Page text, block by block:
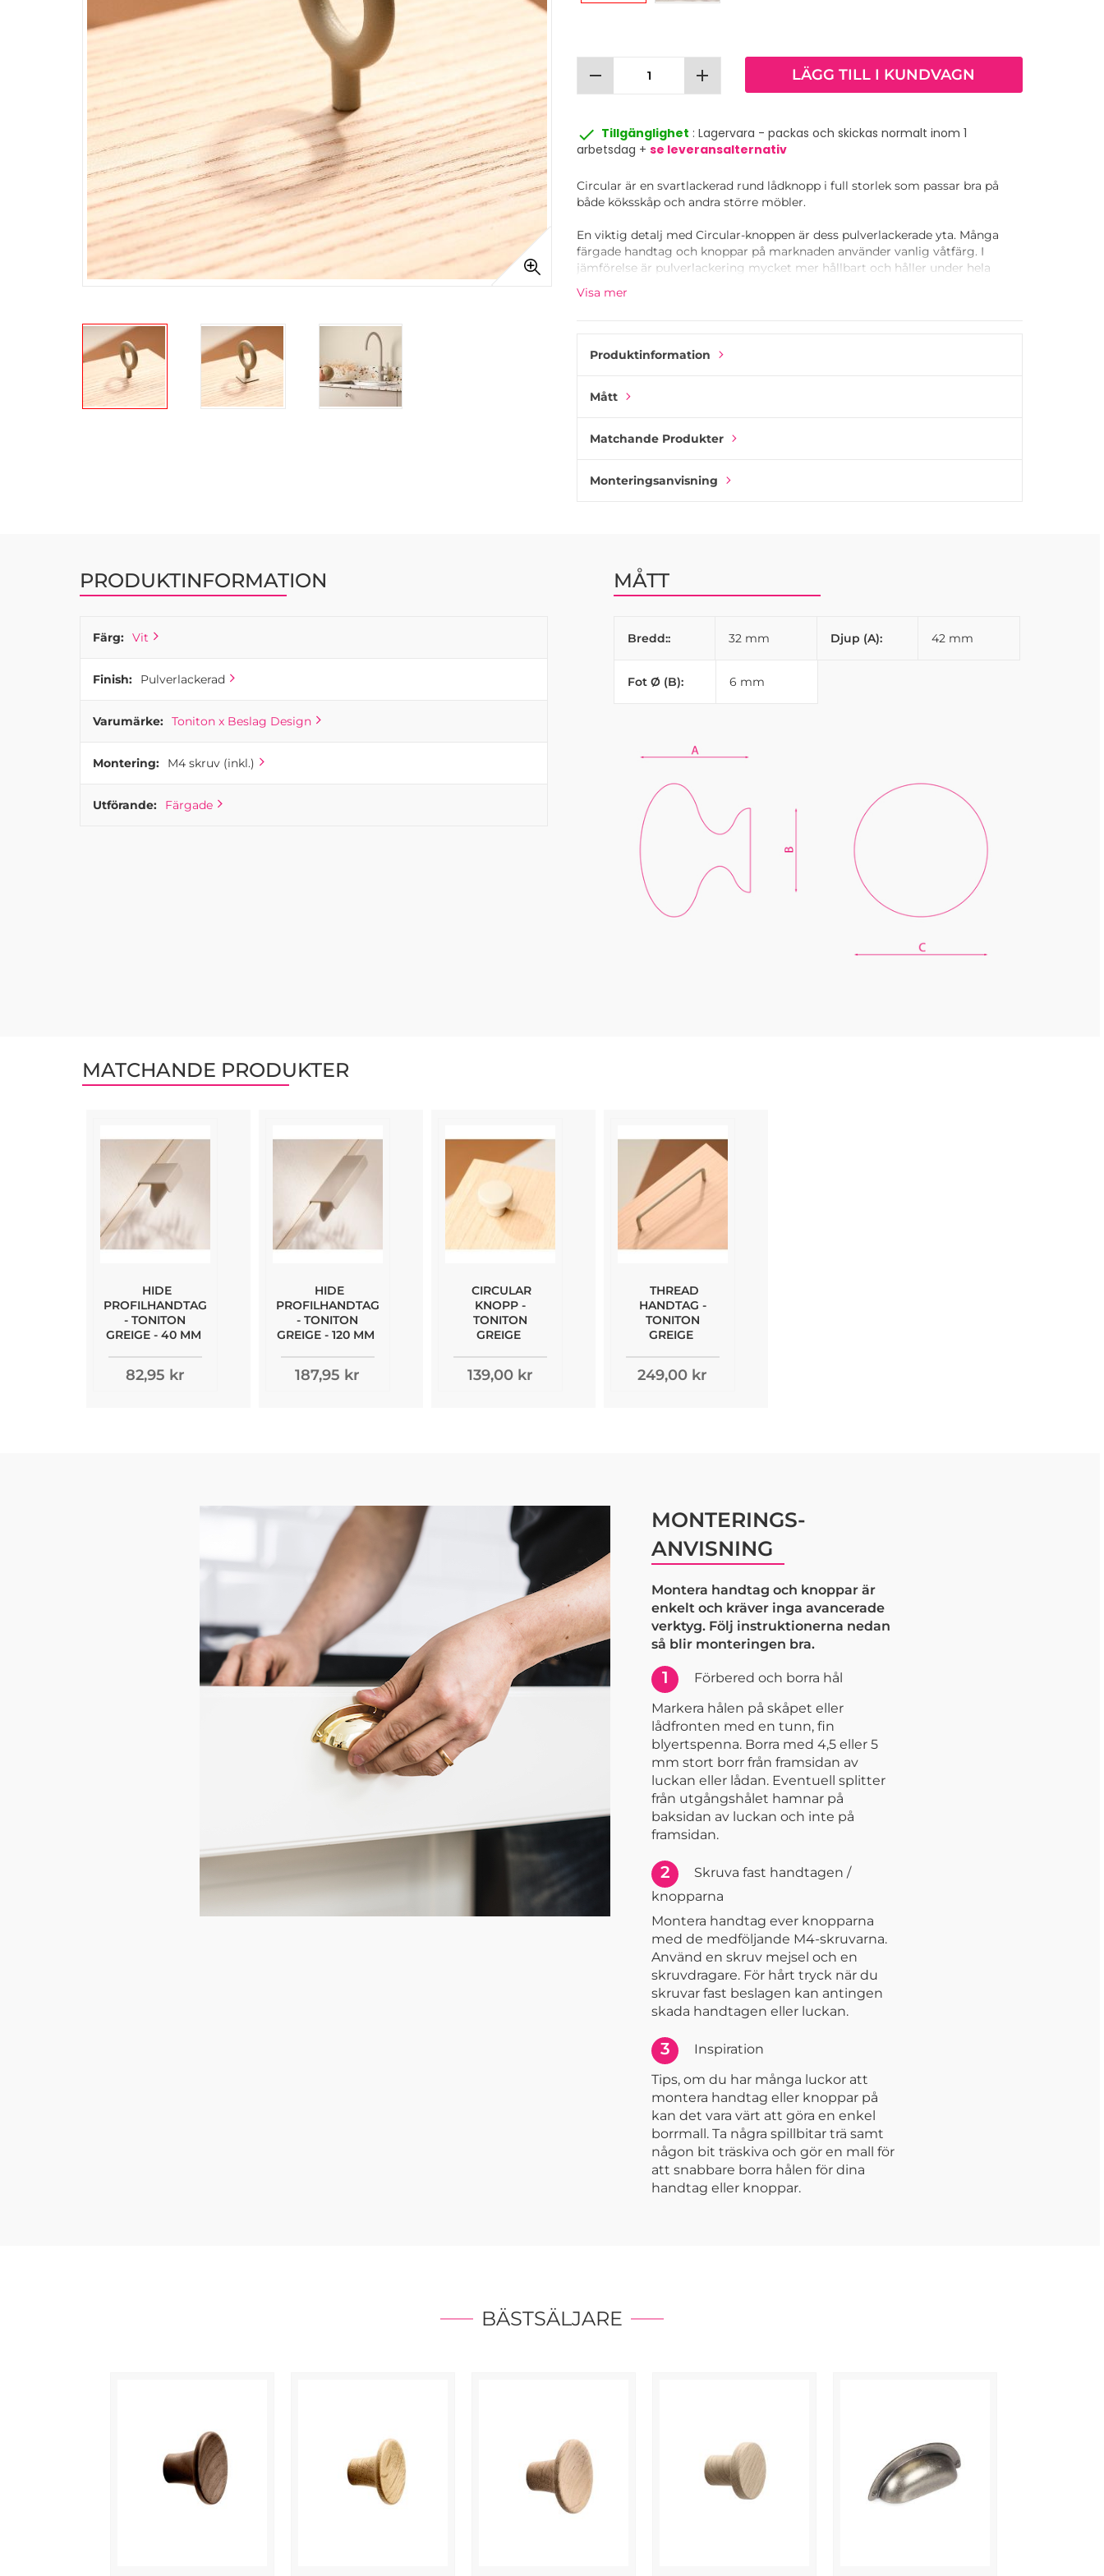
remove add LÄGG TILL I KUNDVAGN
done Tillgänglighet : Lagervara - packas och skickas normalt inom 1
arbetsdag + se leveransalternativ
Circular är en svartlackerad rund lådknopp i full storlek som passar bra på
både köksskåp och andra större möbler.
En viktig detalj med Circular-knoppen är dess pulverlackerade yta. Många
färgade handtag och knoppar på marknaden använder vanlig våtfärg. I
jämförelse är pulverlackering mycket mer hållbart och håller under hela
kökets livslängd.
framtagna färgpalett passar perfekt ihop. Vi föreslår att du tar en titt på hela
av din interiör!
Visa mer
Produktinformation
Mått
Matchande Produkter
Monteringsanvisning
PRODUKTINFORMATION
Färg: Vit
Finish: Pulverlackerad
Varumärke: Toniton x Beslag Design
Montering: M4 skruv (inkl.)
Utförande: Färgade
MÅTT
Bredd:: 32 mm Djup (A): 42 mm
Fot Ø (B): 6 mm
MATCHANDE PRODUKTER
HIDE
PROFILHANDTAG
- TONITON
GREIGE - 40 MM
82,95 kr
HIDE
PROFILHANDTAG
- TONITON
GREIGE - 120 MM
187,95 kr
CIRCULAR
KNOPP -
TONITON
GREIGE
139,00 kr
THREAD
HANDTAG -
TONITON
GREIGE
249,00 kr
MONTERINGS-
ANVISNING
Montera handtag och knoppar är
enkelt och kräver inga avancerade
verktyg. Följ instruktionerna nedan
så blir monteringen bra.
1
Förbered och borra hål
Markera hålen på skåpet eller
lådfronten med en tunn, fin
blyertspenna. Borra med 4,5 eller 5
mm stort borr från framsidan av
luckan eller lådan. Eventuell splitter
från utgångshålet hamnar på
baksidan av luckan och inte på
framsidan.
2
Skruva fast handtagen /
knopparna
Montera handtag ever knopparna
med de medföljande M4-skruvarna.
Använd en skruv mejsel och en
skruvdragare. För hårt tryck när du
skruvar fast beslagen kan antingen
skada handtagen eller luckan.
3
Inspiration
Tips, om du har många luckor att
montera handtag eller knoppar på
kan det vara värt att göra en enkel
borrmall. Ta några spillbitar trä samt
någon bit träskiva och gör en mall för
att snabbare borra hålen för dina
handtag eller knoppar.
BÄSTSÄLJARE